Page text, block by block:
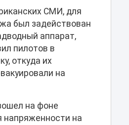
СМИ, для
был задействован
аппарат,
пилотов в
откуда их
на
на фоне
на